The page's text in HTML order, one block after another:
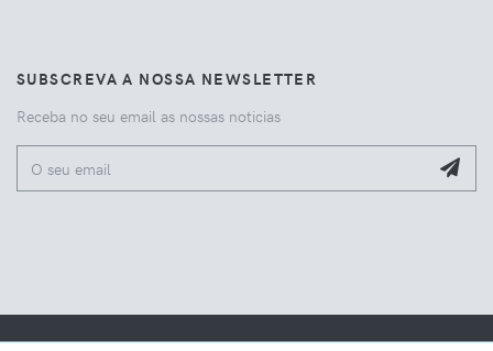
SUBSCREVA A NOSSA NEWSLETTER
Receba no seu email as nossas noticias